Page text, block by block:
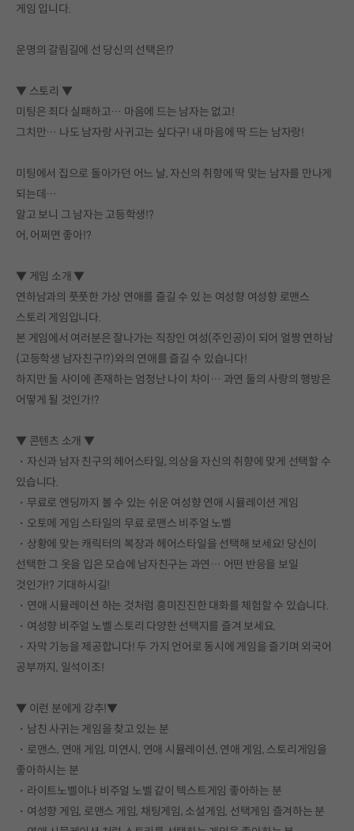
게임 입니다.
운명의 갈림길에 선 당신의 선택은!?
▼ 스토리 ▼
미팅은 죄다 실패하고… 마음에 드는 남자는 없고!
그치만… 나도 남자랑 사귀고는 싶다구! 내 마음에 딱 드는 남자랑!
미팅에서 집으로 돌아가던 어느 날, 자신의 취향에 딱 맞는 남자를 만나게
되는데…
알고 보니 그 남자는 고등학생!?
어, 어쩌면 좋아!?
▼ 게임 소개 ▼
연하남과의 풋풋한 가상 연애를 즐길 수 있 는 여성향 여성향 로맨스
스토리 게임입니다.
본 게임에서 여러분은 잘나가는 직장인 여성(주인공)이 되어 얼짱 연하남
(고등학생 남자친구!?)와의 연애를 즐길 수 있습니다!
하지만 둘 사이에 존재하는 엄청난 나이 차이… 과연 둘의 사랑의 행방은
어떻게 될 것인가!?
▼ 콘텐츠 소개 ▼
・자신과 남자 친구의 헤어스타일, 의상을 자신의 취향에 맞게 선택할 수
있습니다.
・무료로 엔딩까지 볼 수 있는 쉬운 여성향 연애 시뮬레이션 게임
・오토메 게임 스타일의 무료 로맨스 비주얼 노벨
・상황에 맞는 캐릭터의 복장과 헤어스타일을 선택해 보세요! 당신이
선택한 그 옷을 입은 모습에 남자친구는 과연… 어떤 반응을 보일
것인가!? 기대하시길!
・연애 시뮬레이션 하는 것처럼 흥미진진한 대화를 체험할 수 있습니다.
・여성향 비주얼 노벨 스토리 다양한 선택지를 즐겨 보세요.
・자막 기능을 제공합니다! 두 가지 언어로 동시에 게임을 즐기며 외국어
공부까지, 일석이조!
▼ 이런 분에게 강추!▼
・남친 사귀는 게임을 찾고 있는 분
・로맨스, 연애 게임, 미연시, 연애 시뮬레이션, 연애 게임, 스토리게임을
좋아하시는 분
・라이트노벨이나 비주얼 노벨 같이 텍스트게임 좋아하는 분
・여성향 게임, 로맨스 게임, 채팅게임, 소설게임, 선택게임 즐겨하는 분